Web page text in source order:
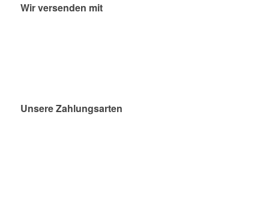
Wir versenden mit
Unsere Zahlungsarten